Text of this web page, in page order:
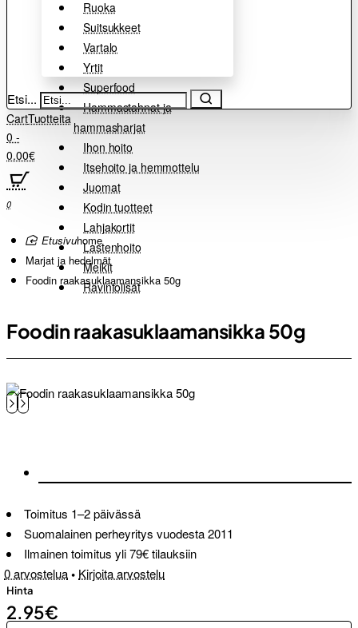
Ruoka
Suitsukkeet
Vartalo
Yrtit
Superfood
Hammastahnat ja
hammasharjat
Ihon hoito
Itsehoito ja hemmottelu
Juomat
Kodin tuotteet
Lahjakortit
Lastenhoito
Meikit
Ravintolisät
Etsi...
CartTuotteita
0 -
0.00€
0
home
Marjat ja hedelmät
Foodin raakasuklaamansikka 50g
Foodin raakasuklaamansikka 50g
Toimitus 1–2 päivässä
Suomalainen perheyritys vuodesta 2011
Ilmainen toimitus yli 79€ tilauksiin
0 arvostelua• Kirjoita arvostelu
Hinta
2.95€